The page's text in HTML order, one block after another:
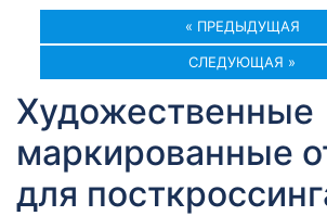
« ПРЕДЫДУЩАЯ
СЛЕДУЮЩАЯ »
Художественные
маркированные
для